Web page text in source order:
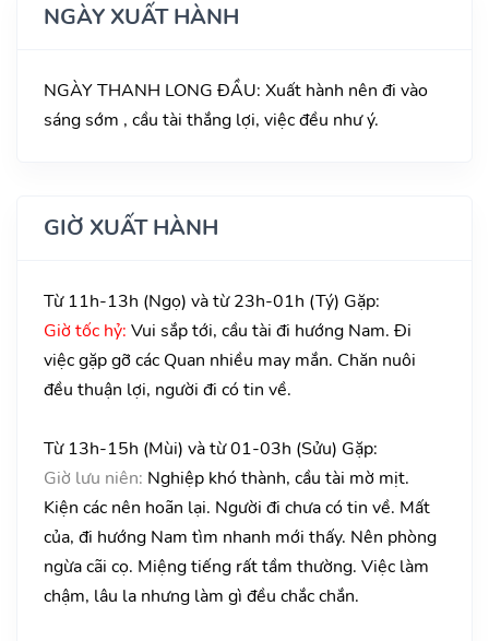
NGÀY XUẤT HÀNH
NGÀY THANH LONG ĐẦU: Xuất hành nên đi vào
sáng sớm , cầu tài thắng lợi, việc đều như ý.
GIỜ XUẤT HÀNH
Từ 11h-13h (Ngọ) và từ 23h-01h (Tý) Gặp:
Giờ tốc hỷ: Vui sắp tới, cầu tài đi hướng Nam. Đi
việc gặp gỡ các Quan nhiều may mắn. Chăn nuôi
đều thuận lợi, người đi có tin về.
Từ 13h-15h (Mùi) và từ 01-03h (Sửu) Gặp:
Giờ lưu niên: Nghiệp khó thành, cầu tài mờ mịt.
Kiện các nên hoãn lại. Người đi chưa có tin về. Mất
của, đi hướng Nam tìm nhanh mới thấy. Nên phòng
ngừa cãi cọ. Miệng tiếng rất tầm thường. Việc làm
chậm, lâu la nhưng làm gì đều chắc chắn.